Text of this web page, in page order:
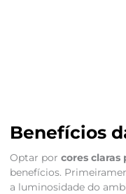
Benefícios
Optar por cores claras
benefícios.
a luminosidade do